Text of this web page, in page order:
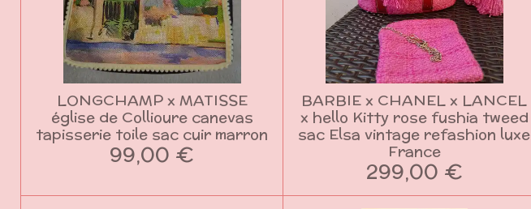
LONGCHAMP x MATISSE
église de Collioure canevas
tapisserie toile sac cuir marron
99,00 €
BARBIE x CHANEL x LANCEL
x hello Kitty rose fushia tweed
sac Elsa vintage refashion luxe
France
299,00 €